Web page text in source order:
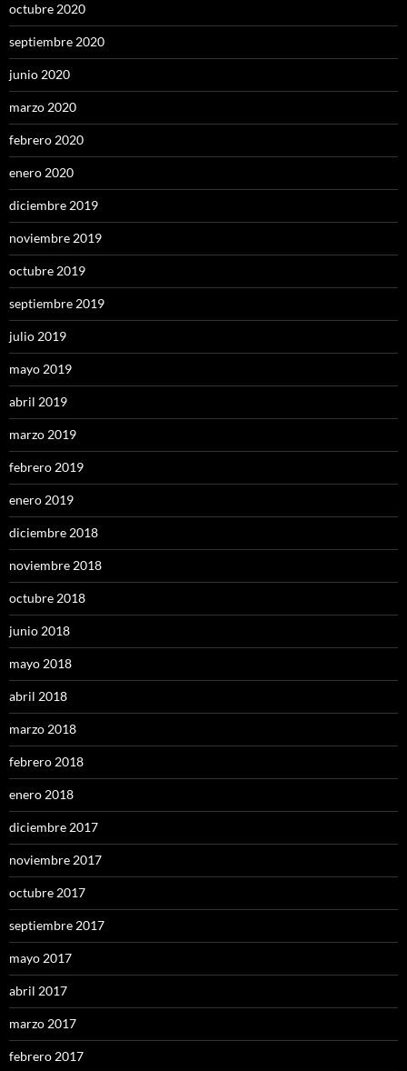
octubre 2020
septiembre 2020
junio 2020
marzo 2020
febrero 2020
enero 2020
diciembre 2019
noviembre 2019
octubre 2019
septiembre 2019
julio 2019
mayo 2019
abril 2019
marzo 2019
febrero 2019
enero 2019
diciembre 2018
noviembre 2018
octubre 2018
junio 2018
mayo 2018
abril 2018
marzo 2018
febrero 2018
enero 2018
diciembre 2017
noviembre 2017
octubre 2017
septiembre 2017
mayo 2017
abril 2017
marzo 2017
febrero 2017